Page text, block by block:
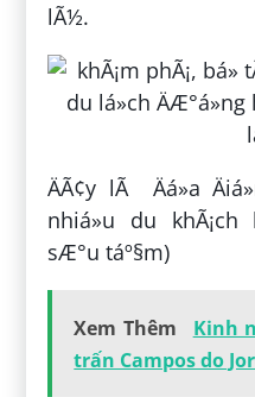
lÃ½.
ÄÃ¢y lÃ Äá»a
nhiá»u du khÃ¡ch
sÆ°u táº§m)
Xem Thêm
Kinh
trấn Campos do